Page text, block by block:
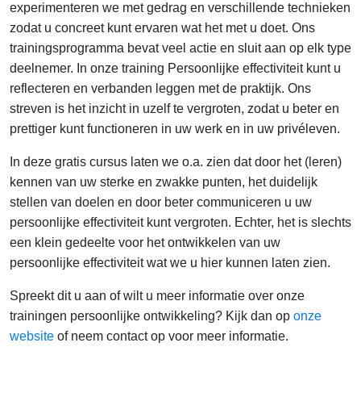
experimenteren we met gedrag en verschillende technieken
zodat u concreet kunt ervaren wat het met u doet. Ons
trainingsprogramma bevat veel actie en sluit aan op elk type
deelnemer. In onze training Persoonlijke effectiviteit kunt u
reflecteren en verbanden leggen met de praktijk. Ons
streven is het inzicht in uzelf te vergroten, zodat u beter en
prettiger kunt functioneren in uw werk en in uw privéleven.
In deze gratis cursus laten we o.a. zien dat door het (leren)
kennen van uw sterke en zwakke punten, het duidelijk
stellen van doelen en door beter communiceren u uw
persoonlijke effectiviteit kunt vergroten. Echter, het is slechts
een klein gedeelte voor het ontwikkelen van uw
persoonlijke effectiviteit wat we u hier kunnen laten zien.
Spreekt dit u aan of wilt u meer informatie over onze
trainingen persoonlijke ontwikkeling? Kijk dan op onze
website of neem contact op voor meer informatie.